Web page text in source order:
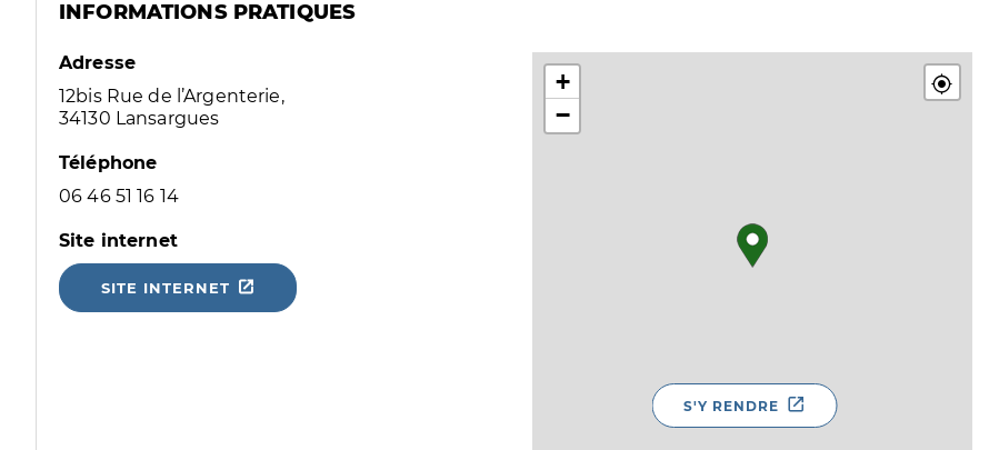
INFORMATIONS PRATIQUES
Adresse
12bis Rue de l’Argenterie,
34130 Lansargues
Téléphone
06 46 51 16 14
Site internet
SITE INTERNET
+
−
S'Y RENDRE